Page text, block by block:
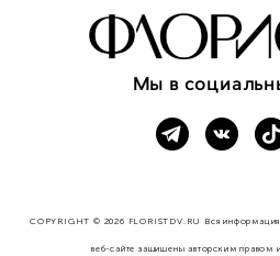
Мы в
COPYRIGHT © 2026 FLORISTDV.RU Вся
веб-сайте защищены авторским правом